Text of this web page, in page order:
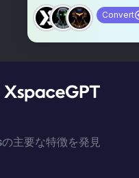
Convert
主要な特徴を発見